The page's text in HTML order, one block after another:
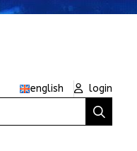
english
login